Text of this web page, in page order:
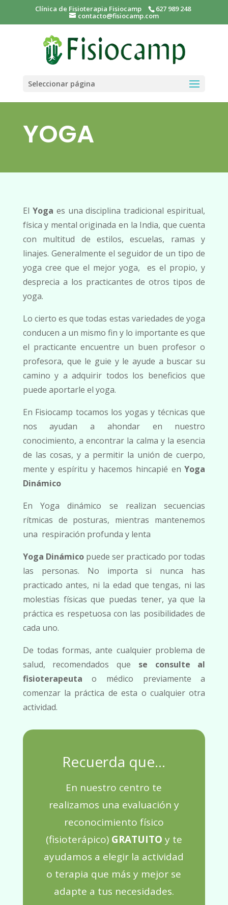
Clínica de Fisioterapia Fisiocamp 627 989 248
contacto@fisiocamp.com
Seleccionar página
YOGA
El Yoga es una disciplina tradicional espiritual,
física y mental originada en la India, que cuenta
con multitud de estilos, escuelas, ramas y
linajes. Generalmente el seguidor de un tipo de
yoga cree que el mejor yoga,
es el propio, y
desprecia a los practicantes de otros tipos de
yoga.
Lo cierto es que todas estas variedades de yoga
conducen a un mismo fin y lo importante es que
el practicante encuentre un buen profesor o
profesora, que le guie y le ayude a buscar su
camino y a adquirir todos los beneficios que
puede aportarle el yoga.
En Fisiocamp tocamos los yogas y técnicas que
nos ayudan a ahondar en nuestro
conocimiento, a encontrar la calma y la esencia
de las cosas, y a permitir la unión de cuerpo,
mente y espíritu y hacemos hincapié enYoga
Dinámico
En Yoga dinámico se realizan secuencias
rítmicas de posturas, mientras mantenemos
una respiración profunda y lenta
Yoga Dinámico puede ser practicado por todas
las personas. No importa si nunca has
practicado antes, ni la edad que tengas, ni las
molestias físicas que puedas tener, ya que la
práctica es respetuosa con las posibilidades de
cada uno.
De todas formas, ante cualquier problema de
salud, recomendados que se consulte al
fisioterapeuta o médico previamente a
comenzar la práctica de esta o cualquier otra
actividad.
Recuerda que...
En nuestro centro te
realizamos una evaluación y
reconocimiento físico
(fisioterápico) GRATUITO y te
ayudamos a elegir la actividad
o terapia que más y mejor se
adapte a tus necesidades.